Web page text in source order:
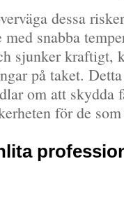
dessa
snabba
sjunker kraftigt,
på taket.
om att skydda
för de